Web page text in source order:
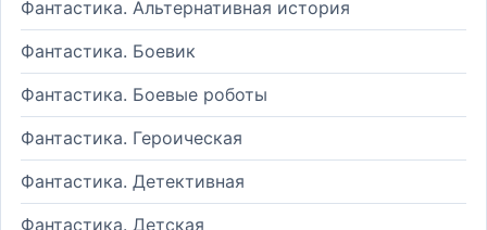
Фантастика. Альтернативная история
Фантастика. Боевик
Фантастика. Боевые роботы
Фантастика. Героическая
Фантастика. Детективная
Фантастика. Детская